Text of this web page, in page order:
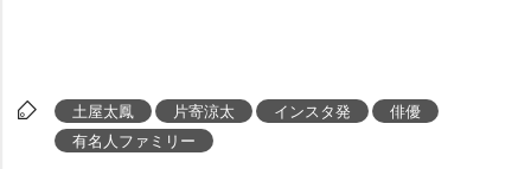
土屋太鳳 片寄涼太 インスタ発
俳優
有名人ファミリー